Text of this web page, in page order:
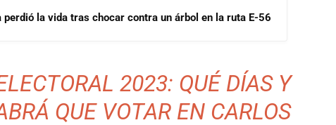
la vida tras chocar contra un árbol en la ruta E-56
2023: QUÉ DÍAS Y
QUE VOTAR EN CARLOS